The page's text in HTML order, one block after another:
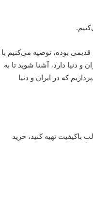
بوده، توصیه می‌کنیم با
دنیا دارد، آشنا شوید تا به
که در ایران و دنیا
باکیفیت تهیه کنید، خرید